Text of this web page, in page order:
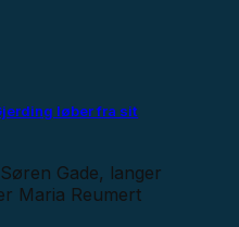
løber fra sit
Gade, langer
Maria Reumert